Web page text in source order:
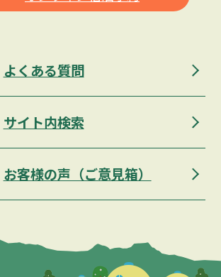
よくある質問
サイト内検索
お客様の声（ご意見箱）